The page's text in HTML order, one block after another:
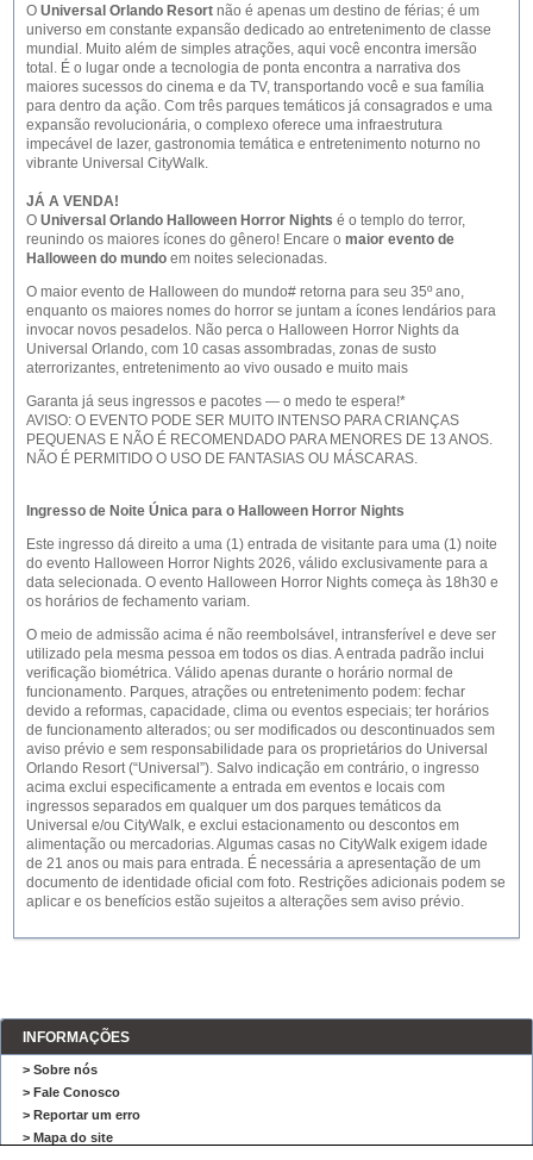
OUniversal Orlando Resort não é apenas um destino de férias; é um
universo em constante expansão dedicado ao entretenimento de classe
mundial. Muito além de simples atrações, aqui você encontra imersão
total. É o lugar onde a tecnologia de ponta encontra a narrativa dos
maiores sucessos do cinema e da TV, transportando você e sua família
para dentro da ação. Com três parques temáticos já consagrados e uma
expansão revolucionária, o complexo oferece uma infraestrutura
impecável de lazer, gastronomia temática e entretenimento noturno no
vibrante Universal CityWalk.
JÁ A VENDA!
OUniversal Orlando Halloween Horror Nights é o templo do terror,
reunindo os maiores ícones do gênero! Encare omaior evento de
Halloween do mundo em noites selecionadas.
O maior evento de Halloween do mundo# retorna para seu 35ºano,
enquanto os maiores nomes do horror se juntam a ícones lendários para
invocar novos pesadelos. Não perca o Halloween Horror Nights da
Universal Orlando, com 10 casas assombradas, zonas de susto
aterrorizantes, entretenimento ao vivo ousado e muito mais
Garanta já seus ingressos e pacotes — o medo te espera!*
AVISO: O EVENTO PODE SER MUITO INTENSO PARA CRIANÇAS
PEQUENAS E NÃO É RECOMENDADO PARA MENORES DE 13 ANOS.
NÃO É PERMITIDO O USO DE FANTASIAS OU MÁSCARAS.
Ingresso de Noite Única para o Halloween Horror Nights
Este ingresso dá direito a uma (1) entrada de visitante para uma (1) noite
do evento Halloween Horror Nights 2026, válido exclusivamente para a
data selecionada. O evento Halloween Horror Nights começa às 18h30 e
os horários de fechamento variam.
O meio de admissão acima é não reembolsável, intransferível e deve ser
utilizado pela mesma pessoa em todos os dias. A entrada padrão inclui
verificação biométrica. Válido apenas durante o horário normal de
funcionamento. Parques, atrações ou entretenimento podem: fechar
devido a reformas, capacidade, clima ou eventos especiais; ter horários
de funcionamento alterados; ou ser modificados ou descontinuados sem
aviso prévio e sem responsabilidade para os proprietários do Universal
Orlando Resort (“Universal”). Salvo indicação em contrário, o ingresso
acima exclui especificamente a entrada em eventos e locais com
ingressos separados em qualquer um dos parques temáticos da
Universal e/ou CityWalk, e exclui estacionamento ou descontos em
alimentação ou mercadorias. Algumas casas no CityWalk exigem idade
de 21 anos ou mais para entrada. É necessária a apresentação de um
documento de identidade oficial com foto. Restrições adicionais podem se
aplicar e os benefícios estão sujeitos a alterações sem aviso prévio.
INFORMAÇÕES
> Sobre nós
> Fale Conosco
> Reportar um erro
> Mapa do site